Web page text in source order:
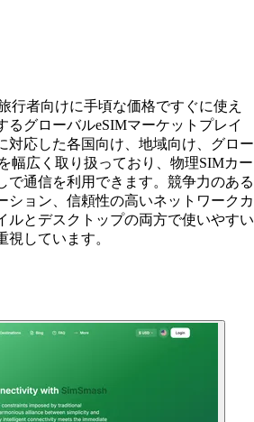
行者向けに手頃な価格ですぐに使え
るグローバルeSIMマーケットプレイ
対応した各国向け、地域向け、グロー
幅広く取り扱っており、物理SIMカー
で通信を利用できます。競争力のある
ション、信頼性の高いネットワークカ
ルとデスクトップの両方で使いやすい
視しています。